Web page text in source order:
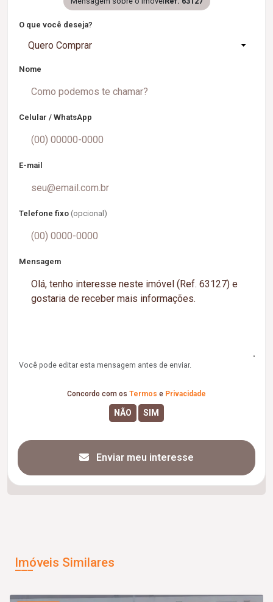
O que você deseja?
Quero Comprar
Nome
Celular / WhatsApp
E-mail
Telefone fixo (opcional)
Mensagem
Você pode editar esta mensagem antes de enviar.
Concordo com os Termos e Privacidade
Enviar meu interesse
Imóveis Similares